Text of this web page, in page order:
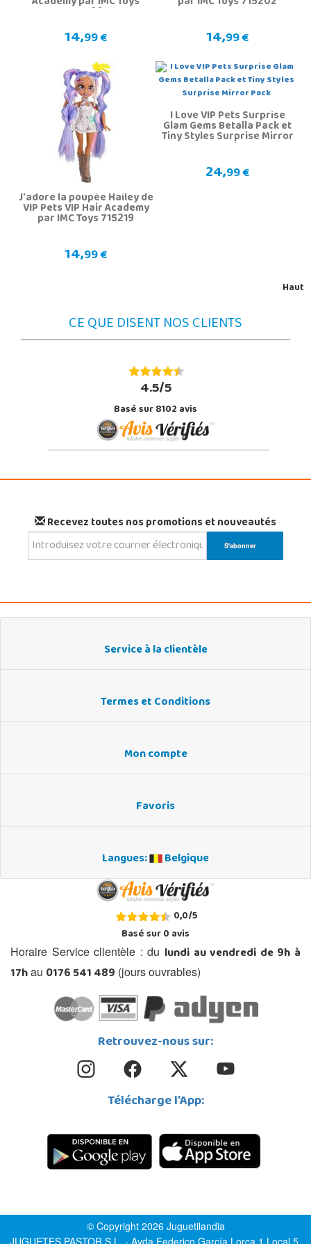
715196
14,99 € 14,99 €
J'adore la poupée Hailey de
VIP Pets VIP Hair Academy
par IMC Toys 715219
14,99 €
I Love VIP Pets Surprise
Glam Gems Betalla Pack et
Tiny Styles Surprise Mirror
Pack
24,99 €
Haut
CE QUE DISENT NOS CLIENTS
4.5/5
Basé sur 8102 avis
Recevez toutes nos promotions et nouveautés
Service à la clientèle
Termes et Conditions
Mon compte
Favoris
Langues: Belgique
0,0/5
Basé sur0avis
Horaire Service clientèle : du lundi au vendredi de 9h à
17hau 0176 541 489 (jours ouvrables)
Retrouvez-nous sur:
Télécharge l'App:
© Copyright 2026 Juguetilandia
JUGUETES PASTOR S.L. - Avda.Federico García Lorca 1 Local 5,